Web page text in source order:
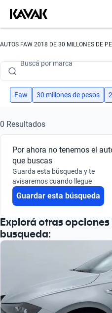
AUTOS FAW 2018 DE 30 MILLONES DE
Buscá por versión
Buscá por marca
Buscá por modelo
Buscá por versión
Faw 30 millones de pesos
0 Resultados
Por ahora no tenemos el
que buscas
Guarda esta búsqueda y te
avisaremos cuando llegue
Guardar esta búsqueda
Explorá otras
busqueda: